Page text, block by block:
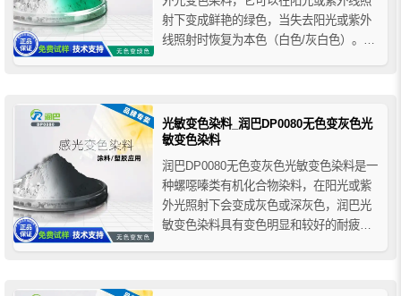
射下变成鲜艳的绿色，当失去阳光或紫外
线照射时恢复为本色（白色/灰白色）。润
的载体中才能实现感光变色效果。
光敏变色染料_润巴DP0080无色变灰色光
敏变色染料
润巴DP0080无色变灰色光敏变色染料是一
种螺噁嗪类有机化合物染料，在阳光或紫
外光照射下会变成灰色或深灰色，润巴光
敏变色染料具有变色明显和较好的耐疲劳